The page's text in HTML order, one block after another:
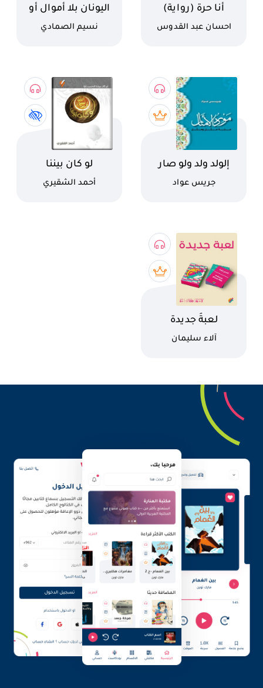
اسم الكتاب
أنا حرة (رواية)
كاتب
احسان عبد القدوس
اسم الكتاب
اليونان بلا أموال أو
فلسفة!كاتب
نسيم الصمادي
اسم الكتاب
إلولد ولد ولو صار
حاكم بلد
كاتب
جريس عواد
اسم الكتاب
لو كان بيننا
كاتب
أحمد الشقيري
اسم الكتاب
لعبةُ جديدة
كاتب
آلاء سليمان